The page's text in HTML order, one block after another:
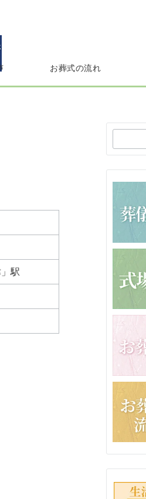
お葬式の流れ
駅
索：